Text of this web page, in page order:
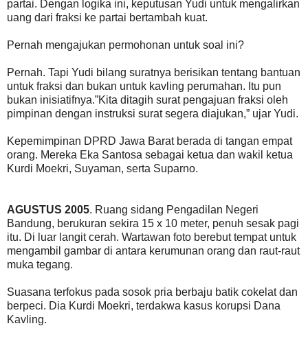
partai. Dengan logika ini, keputusan Yudi untuk mengalirkan
uang dari fraksi ke partai bertambah kuat.
Pernah mengajukan permohonan untuk soal ini?
Pernah. Tapi Yudi bilang suratnya berisikan tentang bantuan
untuk fraksi dan bukan untuk kavling perumahan. Itu pun
bukan inisiatifnya.”Kita ditagih surat pengajuan fraksi oleh
pimpinan dengan instruksi surat segera diajukan,” ujar Yudi.
Kepemimpinan DPRD Jawa Barat berada di tangan empat
orang. Mereka Eka Santosa sebagai ketua dan wakil ketua
Kurdi Moekri, Suyaman, serta Suparno.
AGUSTUS 2005. Ruang sidang Pengadilan Negeri
Bandung, berukuran sekira 15 x 10 meter, penuh sesak pagi
itu. Di luar langit cerah. Wartawan foto berebut tempat untuk
mengambil gambar di antara kerumunan orang dan raut-raut
muka tegang.
Suasana terfokus pada sosok pria berbaju batik cokelat dan
berpeci. Dia Kurdi Moekri, terdakwa kasus korupsi Dana
Kavling.